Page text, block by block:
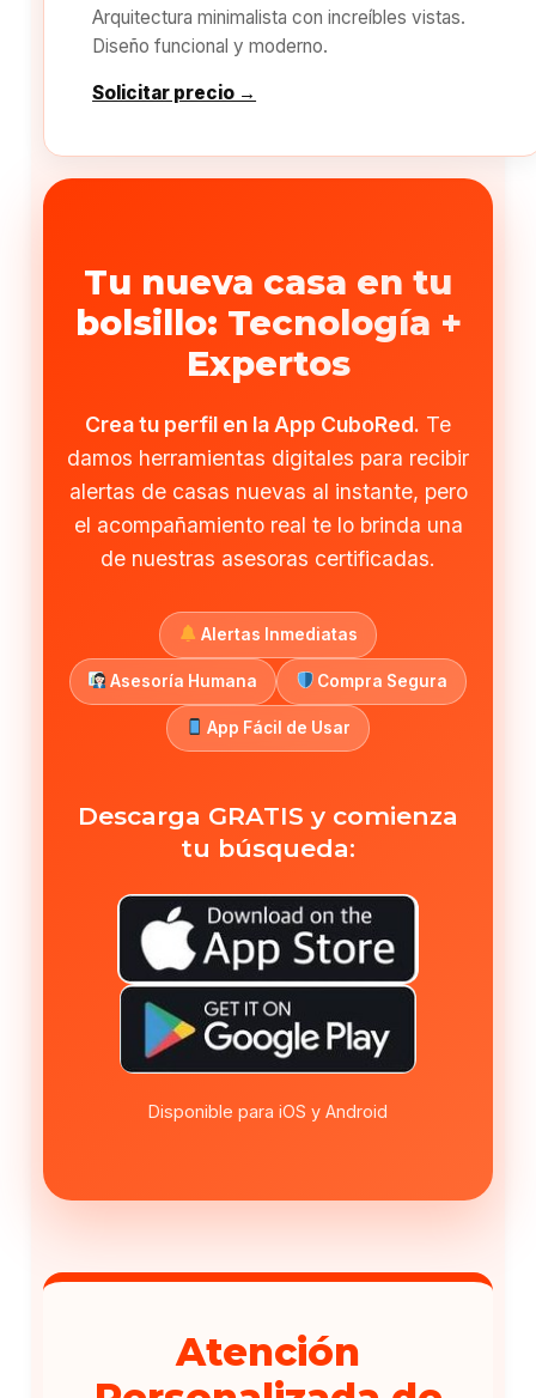
Arquitectura minimalista con increíbles vistas.
Diseño funcional y moderno.
Solicitar precio →
Tu nueva casa en tu
bolsillo: Tecnología +
Expertos
Crea tu perfil en la App CuboRed. Te
damos herramientas digitales para recibir
alertas de casas nuevas al instante, pero
el acompañamiento real te lo brinda una
de nuestras asesoras certificadas.
Alertas Inmediatas
Asesoría Humana Compra Segura
App Fácil de Usar
Descarga GRATIS y comienza
tu búsqueda:
Disponible para iOS y Android
Atención